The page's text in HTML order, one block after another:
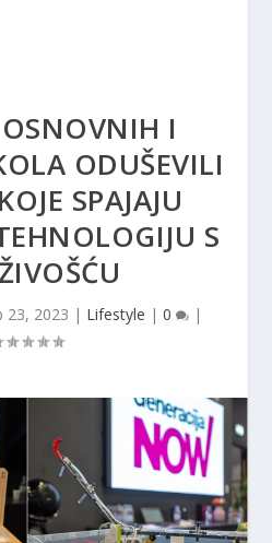
I
ODUŠEVILI
SPAJAJU
S
23, 2023 | Lifestyle | 0 |